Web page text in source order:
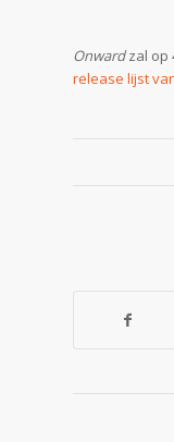
Onwardzal op
release lijst